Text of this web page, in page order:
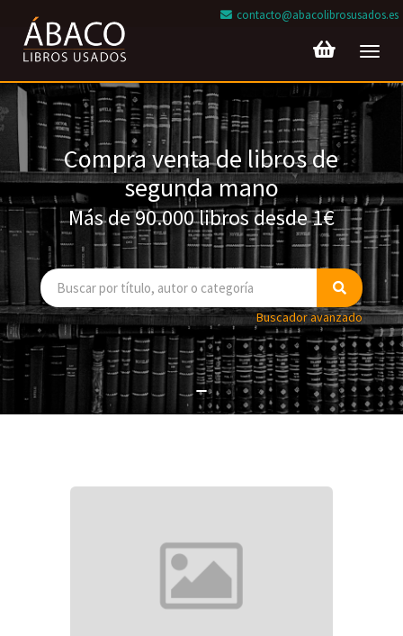
contacto@abacolibrosusados.es
Compra venta de libros de
segunda mano
Más de 90.000 libros desde 1€
Buscador avanzado